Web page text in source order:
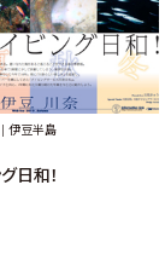
| 伊豆半島
日和！